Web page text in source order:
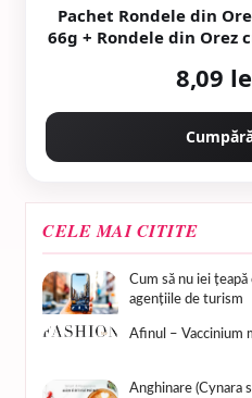
Pachet Rondele din
66g + Rondele din Orez
8,09
CELE MAI CITITE
Cum să nu iei
agențiile de turism
Afinul – Vaccinium
Anghinare (Cynara